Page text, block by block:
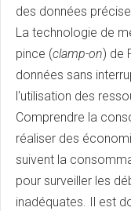
des données
La technologie de
pince (clamp-on) de
données sans
l'utilisation des
Comprendre la
réaliser des
suivent la
pour surveiller les
inadéquates. Il est